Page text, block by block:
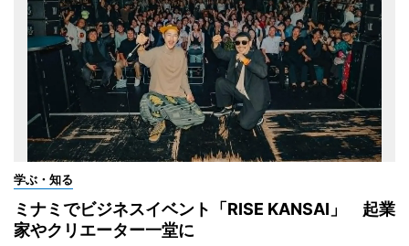
学ぶ・知る
ミナミでビジネスイベント「RISE KANSAI」 起業
家やクリエーター一堂に